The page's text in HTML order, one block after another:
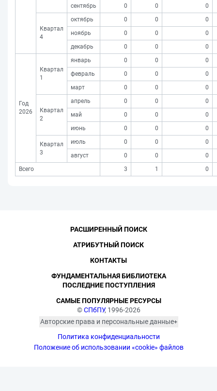
сентябрь
0 0 0
Квартал
4
октябрь 0 0
0
ноябрь
0 0
0
декабрь
0 0 0
Год
2026
Квартал
1
январь 0 0
0
февраль
0 0
0
март
0 0 0
Квартал
2
апрель 0 0
0
май
0 0
0
июнь
0 0 0
Квартал
3
июль 0 0
0
август
0 0
0
Всего
3 1 0
©СПбПУ, 1996-2026
Авторские права и персональные данные
изображённых лиц в соответствии
с требованиями законодательства
Политика конфиденциальности
Положение об использовании «cookie» файлов
РАСШИРЕННЫЙ ПОИСК
АТРИБУТНЫЙ ПОИСК
КОНТАКТЫ
ФУНДАМЕНТАЛЬНАЯ БИБЛИОТЕКА
ПОСЛЕДНИЕ ПОСТУПЛЕНИЯ
САМЫЕ ПОПУЛЯРНЫЕ РЕСУРСЫ